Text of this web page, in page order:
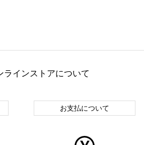
ラインストアについて
お支払について